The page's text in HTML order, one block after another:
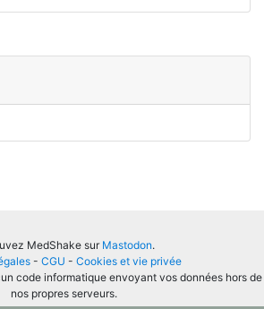
MedShake sur Mastodon.
- CGU - Cookies et vie privée
code informatique envoyant vos données hors de
nos propres serveurs.